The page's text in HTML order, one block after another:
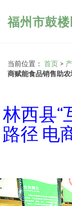
福州市鼓
当前位置： 首页 >
商赋能食品销售助
林西县“
路径 电